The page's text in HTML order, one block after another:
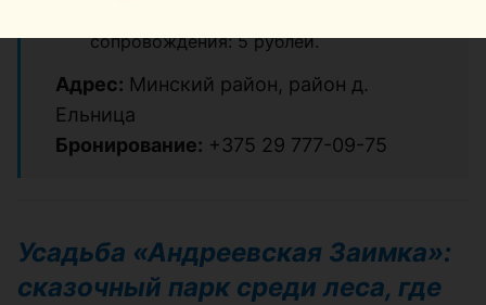
сопровождения: 5 рублей.
Адрес: Минский район, район д.
Ельница
Бронирование: +375 29 777-09-75
Усадьба «Андреевская Заимка»:
сказочный парк среди леса, где